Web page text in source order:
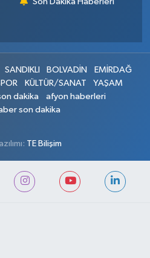
SANDIKLI BOLVADİN
EMİRDAĞ
KÜLTÜR/SANAT
YAŞAM
dakika
afyon haberleri
son dakika
TE Bilişim